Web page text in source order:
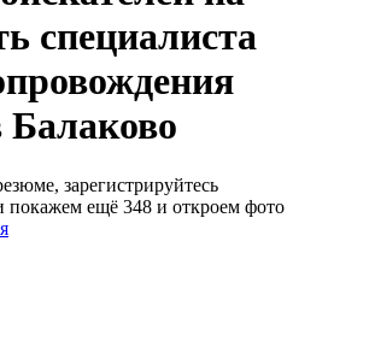
специалиста
зарегистрируйтесь
покажем ещё 348 и откроем фото